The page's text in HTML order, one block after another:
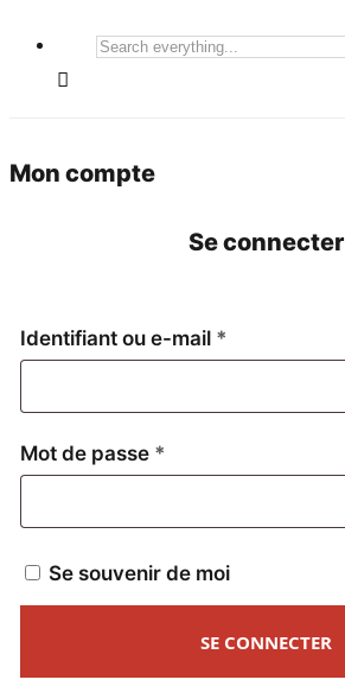
Search
Mon compte
Se connecter
Identifiant ou e-mail *
Mot de passe *
Se souvenir de moi
SE CONNECTER